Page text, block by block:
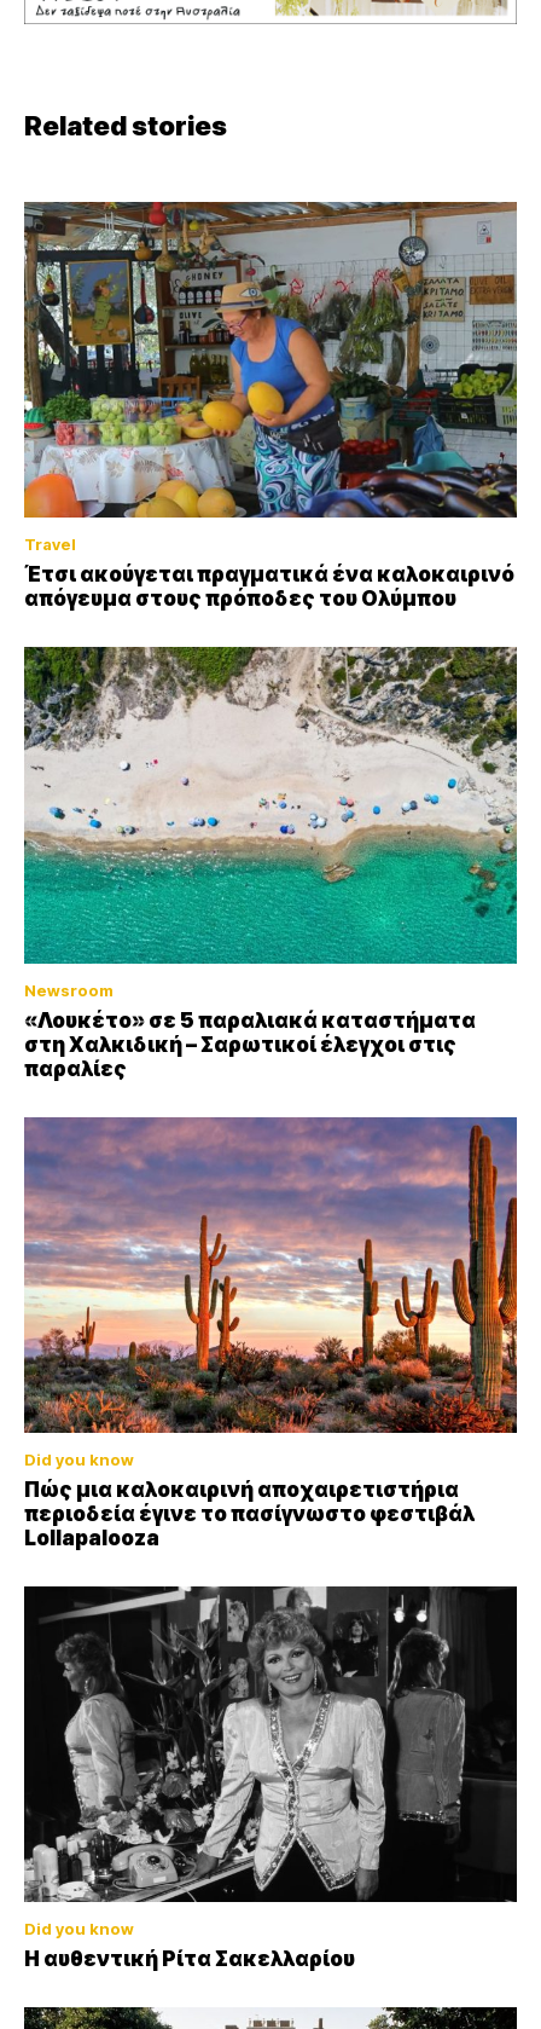
Related stories
Travel
Έτσι ακούγεται πραγματικά ένα καλοκαιρινό
απόγευμα στους πρόποδες του Ολύμπου
Newsroom
«Λουκέτο» σε 5 παραλιακά καταστήματα
στη Χαλκιδική – Σαρωτικοί έλεγχοι στις
παραλίες
Did you know
Πώς μια καλοκαιρινή αποχαιρετιστήρια
περιοδεία έγινε το πασίγνωστο φεστιβάλ
Lollapalooza
Did you know
Η αυθεντική Ρίτα Σακελλαρίου